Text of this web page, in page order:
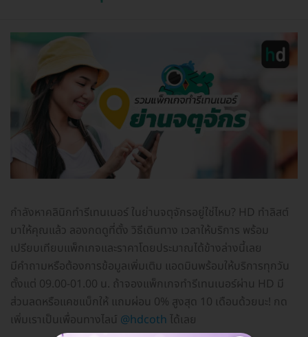
กำลังหาคลินิกทำรีเทนเนอร์ ในย่านจตุจักรอยู่ใช่ไหม? HD ทำลิสต์
มาให้คุณแล้ว ลองกดดูที่ตั้ง วิธีเดินทาง เวลาให้บริการ พร้อม
เปรียบเทียบแพ็กเกจและราคาโดยประมาณได้ข้างล่างนี้เลย
มีคำถามหรือต้องการข้อมูลเพิ่มเติม แอดมินพร้อมให้บริการทุกวัน
ตั้งแต่ 09.00-01.00 น. ถ้าจองแพ็กเกจทำรีเทนเนอร์ผ่าน HD มี
ส่วนลดหรือแคชแบ็กให้ แถมผ่อน 0% สูงสุด 10 เดือนด้วยนะ! กด
เพิ่มเราเป็นเพื่อนทางไลน์ @hdcoth ได้เลย